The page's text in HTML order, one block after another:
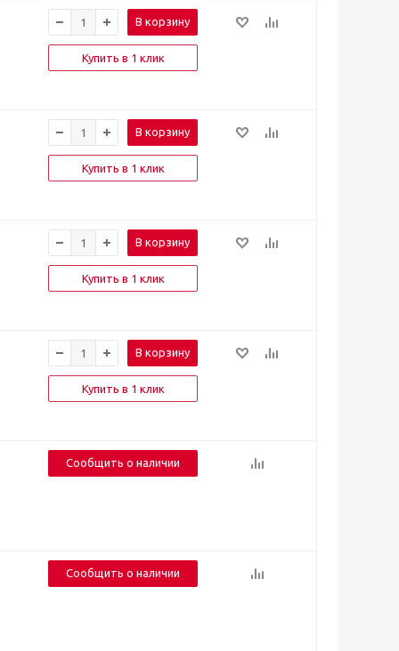
В корзину
Купить в 1 клик
В корзину
Купить в 1 клик
В корзину
Купить в 1 клик
В корзину
Купить в 1 клик
Сообщить о наличии
Сообщить о наличии